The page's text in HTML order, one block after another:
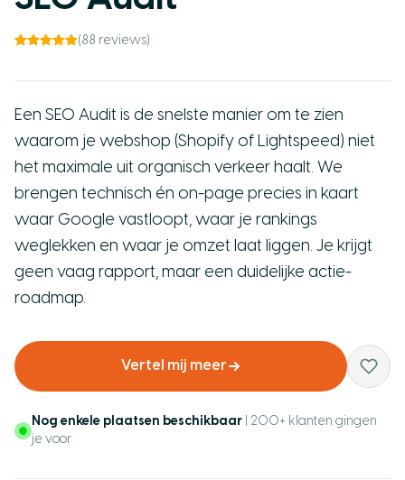
(88 reviews)
Een SEO Audit is de snelste manier om te zien
waarom je webshop (Shopify of Lightspeed) niet
het maximale uit organisch verkeer haalt. We
brengen technisch én on-page precies in kaart
waar Google vastloopt, waar je rankings
weglekken en waar je omzet laat liggen. Je krijgt
geen vaag rapport, maar een duidelijke actie-
roadmap.
Vertel mij meer
Nog enkele plaatsen beschikbaar
| 200+ klanten gingen
je voor